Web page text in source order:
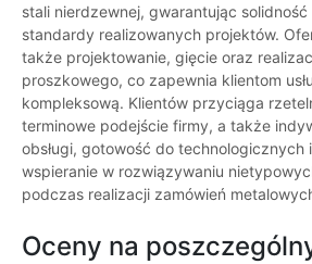
stali nierdzewnej, gwarantując
standardy realizowanych projektów.
także projektowanie, gięcie oraz
proszkowego, co zapewnia klientom
kompleksową. Klientów przyciąga
terminowe podejście firmy, a także
obsługi, gotowość do technologicznych
wspieranie w rozwiązywaniu
podczas realizacji zamówień
Oceny na